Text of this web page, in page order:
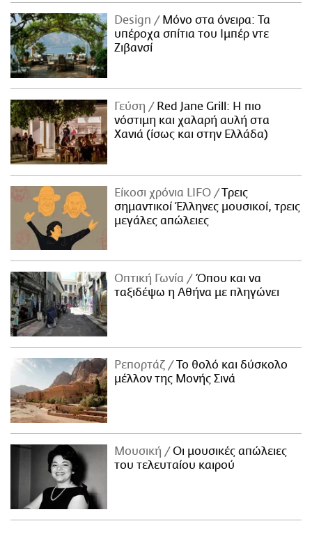
Design
Μόνο στα όνειρα: Τα
υπέροχα σπίτια του Ιμπέρ ντε
Ζιβανσί
Γεύση
Red Jane Grill: Η πιο
νόστιμη και χαλαρή αυλή στα
Χανιά (ίσως και στην Ελλάδα)
Είκοσι χρόνια LIFO
Tρεις
σημαντικοί Έλληνες μουσικοί, τρεις
μεγάλες απώλειες
Οπτική Γωνία
Όπου και να
ταξιδέψω η Αθήνα με πληγώνει
Ρεπορτάζ
Το θολό και δύσκολο
μέλλον της Μονής Σινά
Μουσική
Οι μουσικές απώλειες
του τελευταίου καιρού